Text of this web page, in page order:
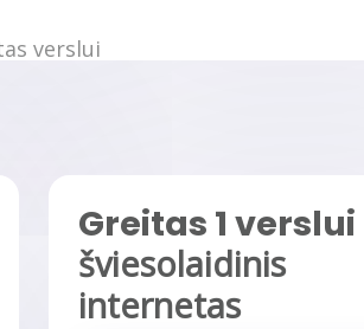
Greitas 1 verslui
šviesolaidinis
internetas